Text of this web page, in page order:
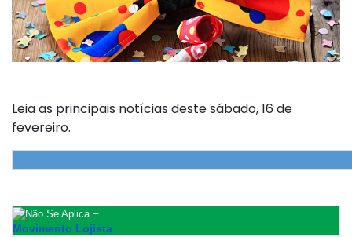
Leia as principais notícias deste sábado, 16 de
fevereiro.
–
Movimento Lojista